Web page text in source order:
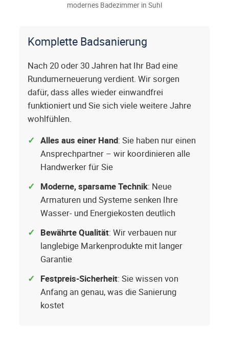
modernes Badezimmer in Suhl
Komplette Badsanierung
Nach 20 oder 30 Jahren hat Ihr Bad eine
Rundumerneuerung verdient. Wir sorgen
dafür, dass alles wieder einwandfrei
funktioniert und Sie sich viele weitere Jahre
wohlfühlen.
Alles aus einer Hand: Sie haben nur einen
Ansprechpartner – wir koordinieren alle
Handwerker für Sie
Moderne, sparsame Technik: Neue
Armaturen und Systeme senken Ihre
Wasser- und Energiekosten deutlich
Bewährte Qualität: Wir verbauen nur
langlebige Markenprodukte mit langer
Garantie
Festpreis-Sicherheit: Sie wissen von
Anfang an genau, was die Sanierung
kostet